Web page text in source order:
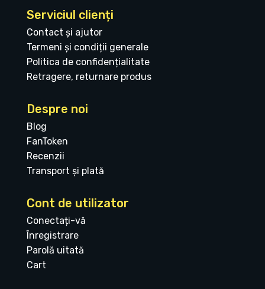
Serviciul clienți
Contact și ajutor
Termeni și condiții generale
Politica de confidențialitate
Retragere, returnare produs
Despre noi
Blog
FanToken
Recenzii
Transport și plată
Cont de utilizator
Conectați-vă
Înregistrare
Parolă uitată
Cart